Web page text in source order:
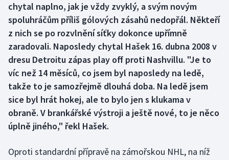
Dostihy
Florbal
Futsal
Golf
Gymnastika
Házená
Jezdectví
chytal naplno, jak je vždy zvyklý, a svým novým
spoluhráčům příliš gólových zásahů nedopřál. Někteří
z nich se po rozvlnění síťky dokonce upřímně
zaradovali. Naposledy chytal Hašek 16. dubna 2008 v
dresu Detroitu zápas play off proti Nashvillu. "Je to
víc než 14 měsíců, co jsem byl naposledy na ledě,
takže to je samozřejmě dlouhá doba. Na ledě jsem
sice byl hrát hokej, ale to bylo jen s klukama v
obraně. V brankářské výstroji a ještě nové, to je něco
úplně jiného," řekl Hašek.
Oproti standardní přípravě na zámořskou NHL, na níž